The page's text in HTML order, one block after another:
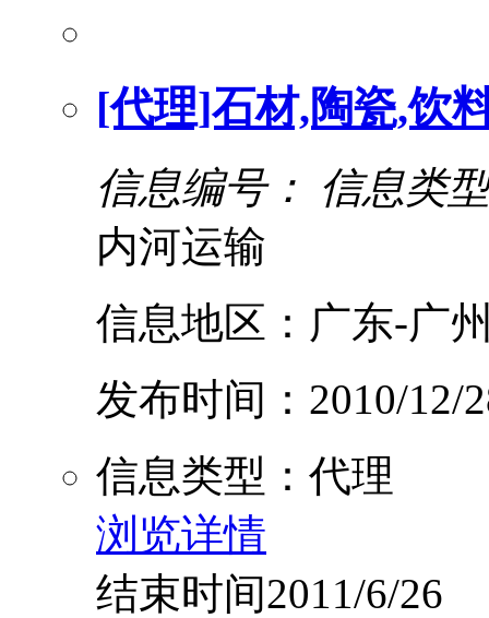
[代理]石材,陶瓷,饮
信息编号： 信息类
内河运输
信息地区：广东-广
发布时间：2010/12/
信息类型：代理
浏览详情
结束时间2011/6/26